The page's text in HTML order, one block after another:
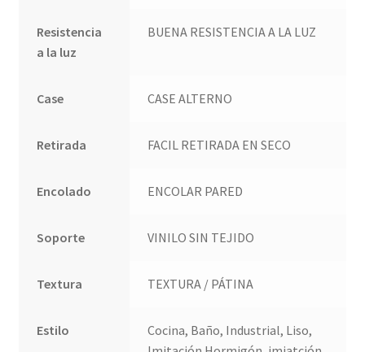
Resistencia
a la luz
BUENA RESISTENCIA A LA LUZ
Case CASE ALTERNO
Retirada FACIL RETIRADA EN SECO
Encolado ENCOLAR PARED
Soporte VINILO SIN TEJIDO
Textura TEXTURA / PÁTINA
Estilo
Cocina, Baño, Industrial, Liso,